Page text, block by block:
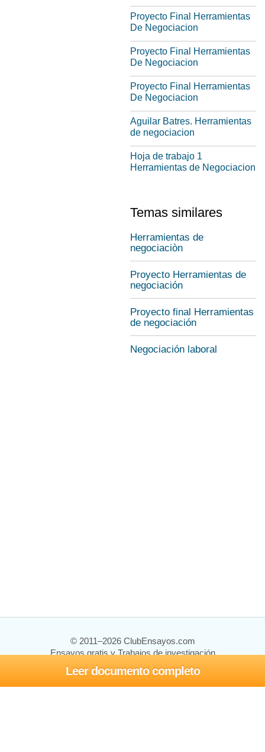
Leer documento completo
Proyecto Final Herramientas
De Negociacion
Proyecto Final Herramientas
De Negociacion
Proyecto Final Herramientas
De Negociacion
Aguilar Batres. Herramientas
de negociacion
Hoja de trabajo 1
Herramientas de Negociacion
Temas similares
Herramientas de
negociaciòn
Proyecto Herramientas de
negociación
Proyecto final Herramientas
de negociación
Negociación laboral
© 2011–2026 ClubEnsayos.com
Ensayos gratis y Trabajos de investigación